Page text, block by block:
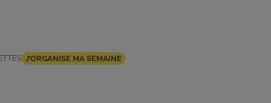
J’ORGANISE MA SEMAINE